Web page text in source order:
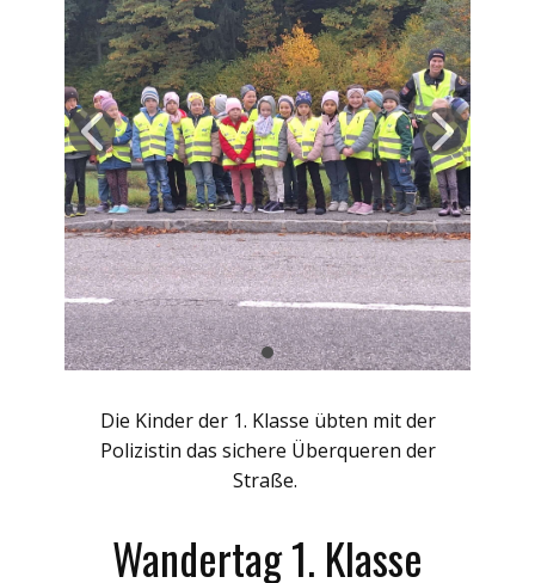
Die Kinder der 1. Klasse übten mit der
Polizistin das sichere Überqueren der
Straße.
Wandertag 1. Klasse